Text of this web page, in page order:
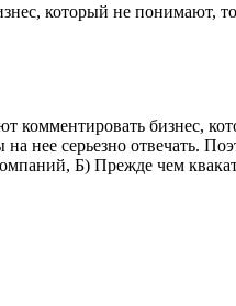
который не понимают,
бизнес,
нее серьезно отвечать.
Б) Прежде чем